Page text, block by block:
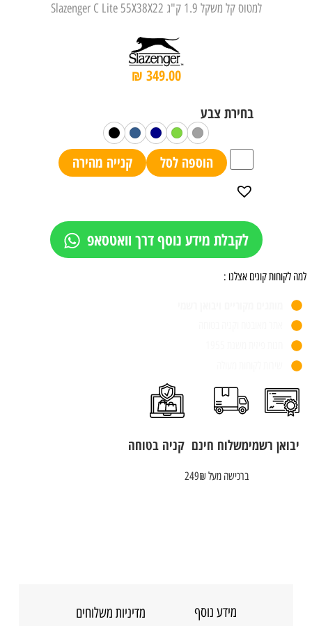
למטוס קל משקל 1.9 ק"ג Slazenger C Lite 55X38X22
₪ 349.00
הוספה לסל קנייה מהירה
לקבלת מידע נוסף דרך וואטסאפ
למה לקוחות קונים אצלנו :
יבואן רשמימשלוח חינם
ברכישה מעל 249₪
קניה בטוחה
מידע נוסף מדיניות משלוחים